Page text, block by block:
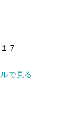
７
で見る